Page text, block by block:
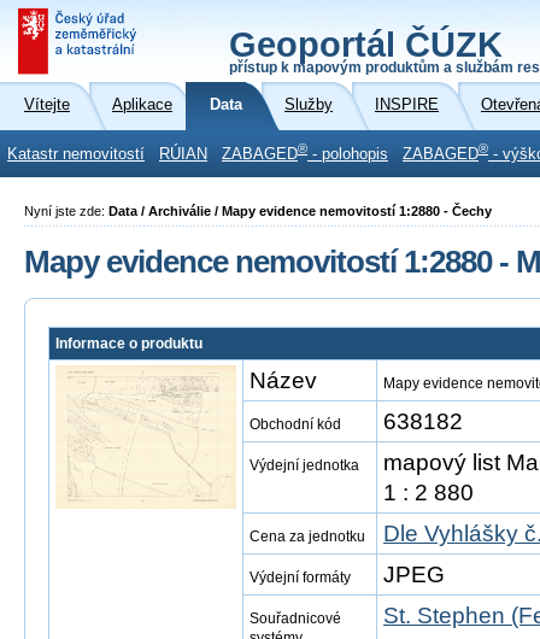
Geoportál ČÚZK
přístup k mapovým produktům a službám
Vítejte Aplikace Data Služby INSPIRE
Katastr nemovitostí RÚIAN ZABAGED® - polohopis ZABAGED® -
Nyní jste zde: Data / Archiválie / Mapy evidence nemovitostí 1:2880 - Čechy
Mapy evidence nemovitostí 1:2880 -
Informace o produktu
Název Mapy evidence
Obchodní kód 638182
Výdejní jednotka
mapový list
1 : 2 880
Cena za jednotku Dle Vyhlášky
Výdejní formáty JPEG
Souřadnicové
St. Stephen